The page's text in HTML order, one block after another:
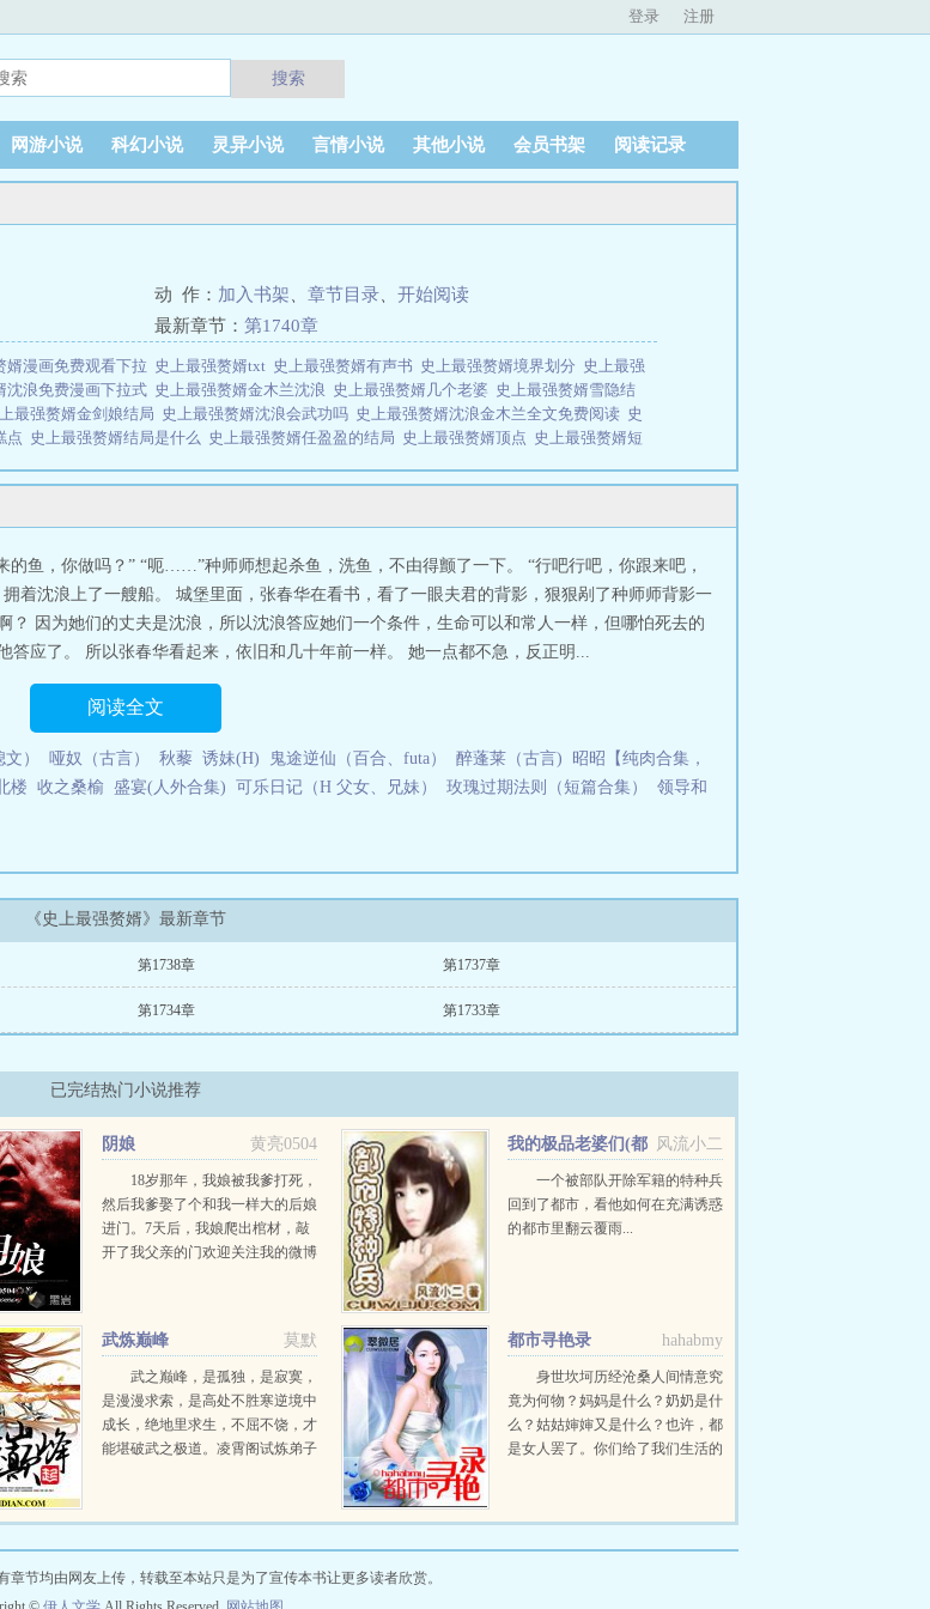
登录 注册
搜索
网游小说 科幻小说 灵异小说 言情小说 其他小说 会员书架 阅读记录
动 作： 加入书架 章节目录
开始阅读
最新章节： 第1740章
婿漫画免费观看下拉 史上最强赘婿txt 史上最强赘婿有声书 史上最强赘婿境界划分 史上最强
沈浪免费漫画下拉式 史上最强赘婿金木兰沈浪 史上最强赘婿几个老婆 史上最强赘婿雪隐结
最强赘婿金剑娘结局 史上最强赘婿沈浪会武功吗 史上最强赘婿沈浪金木兰全文免费阅读 史
点 史上最强赘婿结局是什么 史上最强赘婿任盈盈的结局 史上最强赘婿顶点 史上最强赘婿短
强赘婿漫画在线观看免费史上最强赘婿宁洁史上最强赘婿好看吗史上最强赘婿完结了
下拉式6史上最强赘婿沈浪免费阅读漫画史上最强赘婿大结局史上最强赘婿叶辰免费阅读全
漫画免费观看 史上最强赘婿沈浪漫画免费阅读史上最强赘婿沈浪百度百科史上最强赘婿漫
科 史上最强赘婿有几个女主 史上最强赘婿下拉式漫画 史上最强赘婿沈浪漫画免费 史上最强
糕点史上最强赘婿沈浪史上最强赘婿仇妖儿结局 史上最强赘婿漫画史上最强赘婿免费阅
婿漫画免费下拉式史上最强赘婿张翀结局史上最强赘婿 漫画史上最强赘婿在线观看史上
背叛史上最强赘婿停更了?史上最强赘婿沈浪漫画史上最强赘婿笔趣阁 史上最强赘婿
上最强赘婿唐风史上最强赘婿沈浪有几个女人
有几个 史上最强赘婿免费漫画
婿有声史上最强赘婿动漫免费观看全集史上最强赘婿结局 史上最强赘婿人物简介史上最强
史上最强赘婿后记 史上最强赘婿沈浪免费漫画 史上最强赘婿漫画停更了?
史上最强赘婿沈
赘婿动漫在线观看史上最强赘婿沈浪金木兰史上最强赘婿女主史上最强赘婿漫画在线观
上最强赘婿任盈盈史上最强赘婿叶尘免费阅读史上最强赘婿沈浪全文免费史上最强赘婿后
史上最强赘婿漫画免费史上最强赘婿 漫画免费
史上最强赘婿徐芊芊哪一章跟了主角史上最强赘婿漫画免费下拉式6漫画史上最强赘婿男主
越异世成为财主家的小白脸赘婿，因太废物被赶出来。于是他发奋图强，找一个更有权有势
是不可能练武的，这辈子都不可能练武，只能靠吃软饭才能维持生活！我要把老婆培养成天
！...史上最强赘婿
鱼，你做吗？” “呃……”种师师想起杀鱼，洗鱼，不由得颤了一下。 “行吧行吧，你跟来吧，
着沈浪上了一艘船。 城堡里面，张春华在看书，看了一眼夫君的背影，狠狠剐了种师师背影一
因为她们的丈夫是沈浪，所以沈浪答应她们一个条件，生命可以和常人一样，但哪怕死去的
应了。 所以张春华看起来，依旧和几十年前一样。 她一点都不急，反正明...
阅读全文
） 哑奴（古言） 秋藜 诱妹(H) 鬼途逆仙（百合、futa） 醉蓬莱（古言)
昭昭【纯肉合集，
楼 收之桑榆 盛宴(人外合集) 可乐日记（H 父女、兄妹） 玫瑰过期法则（短篇合集）
领导和
《史上最强赘婿》最新章节
第1738章 第1737章
第1734章 第1733章
已完结热门小说推荐
黄亮0504
阴娘
18岁那年，我娘被我爹打死，
然后我爹娶了个和我一样大的后娘
进门。7天后，我娘爬出棺材，敲
开了我父亲的门欢迎关注我的微博
风流小二
我的极品老婆们(都
市特种兵)
一个被部队开除军籍的特种兵
回到了都市，看他如何在充满诱惑
的都市里翻云覆雨...
莫默
武炼巅峰
武之巅峰，是孤独，是寂寞，
是漫漫求索，是高处不胜寒逆境中
成长，绝地里求生，不屈不饶，才
能堪破武之极道。凌霄阁试炼弟子
hahabmy
都市寻艳录
身世坎坷历经沧桑人间情意究
竟为何物？妈妈是什么？奶奶是什
么？姑姑婶婶又是什么？也许，都
是女人罢了。你们给了我们生活的
你们的，可是感情上很多时候是会
章节均由网友上传，转载至本站只是为了宣传本书让更多读者欣赏。